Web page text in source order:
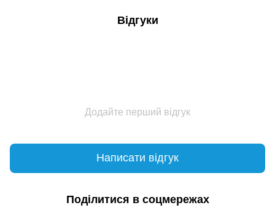
Відгуки
Додайте перший відгук
Написати відгук
Поділитися в соцмережах